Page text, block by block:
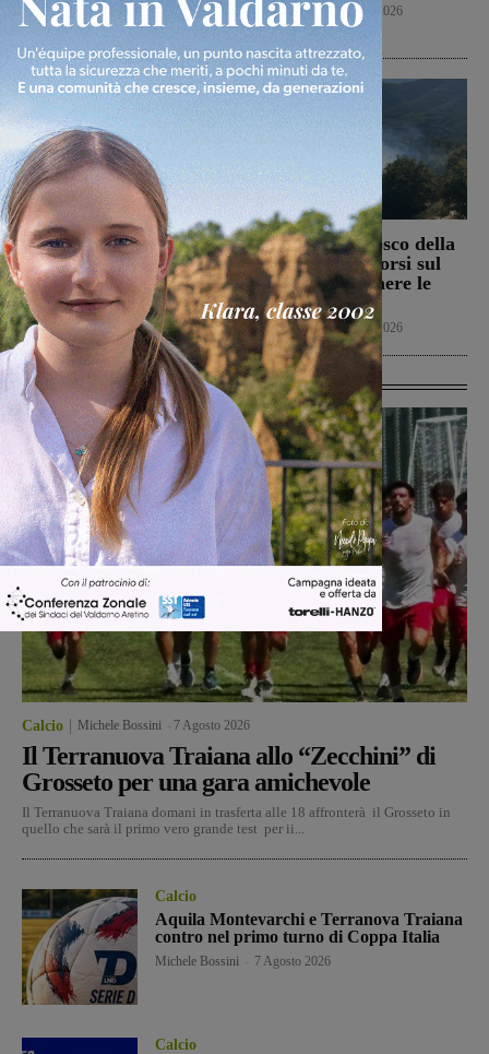
l’area bruciata
Cronaca 7 Agosto 2026
Cronaca 7 Agosto 2026
Il Terranuova Traiana
allo “Zecchini” di
Grosseto per una gara
amichevole
Calcio 7 Agosto 2026
Incendio nel bosco della
Trappola. Soccorsi sul
posto per spegnere le
fiamme
Cronaca 7 Agosto 2026
Ultime Calcio
Calcio Michele Bossini 7 Agosto 2026
Il Terranuova Traiana allo “Zecchini” di
Grosseto per una gara amichevole
Il Terranuova Traiana domani in trasferta alle 18 affronterà il Grosseto in
quello che sarà il primo vero grande test per ii...
Calcio
Aquila Montevarchi e Terranova Traiana
contro nel primo turno di Coppa Italia
Michele Bossini 7 Agosto 2026
Calcio